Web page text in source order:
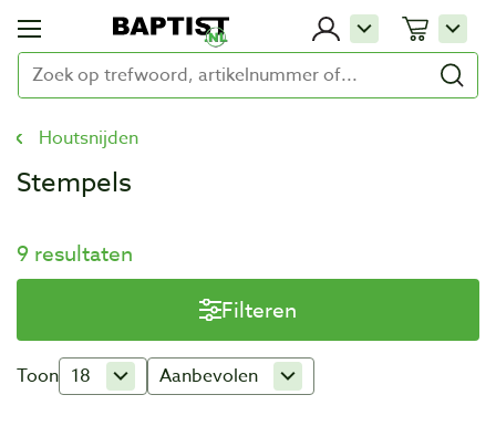
Houtsnijden
Stempels
9 resultaten
Filteren
Toon 18 Aanbevolen